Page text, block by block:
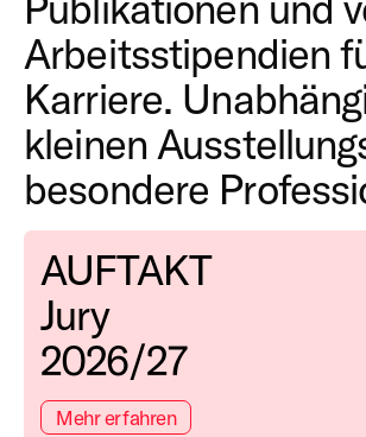
Kunststiftung NRW
und
Mehr lesen
Arbeitsstipendien
Karriere.
kleinen
besondere
AUFTAKT
Jury
2026/27
Mehr erfahren